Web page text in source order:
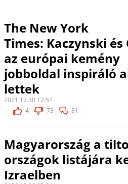
The New York
Times: Kaczynski és
az európai kemény
jobboldal inspiráló
lettek
2021.12.30 12:51
4
73 81
Magyarország a
országok listájára
Izraelben